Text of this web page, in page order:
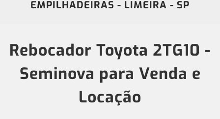
EMPILHADEIRAS - LIMEIRA - SP
Rebocador Toyota 2TG10 -
Seminova para Venda e
Locação